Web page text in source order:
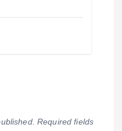
Required fields